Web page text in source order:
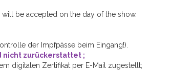
be accepted on the day of the show.
der Impfpässe beim Eingang!).
nicht zurückerstattet ;
digitalen Zertifikat per E-Mail zugestellt;